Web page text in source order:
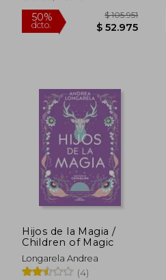
30%
dcto. $ 53.439
Hijos de la Magia /
Children of Magic
Longarela Andrea
(4)